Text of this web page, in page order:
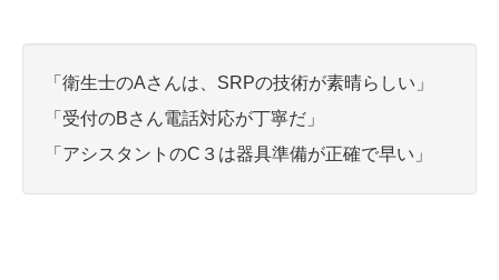
「衛生士のAさんは、SRPの技術が素晴らしい」
「受付のBさん電話対応が丁寧だ」
「アシスタントのC３は器具準備が正確で早い」